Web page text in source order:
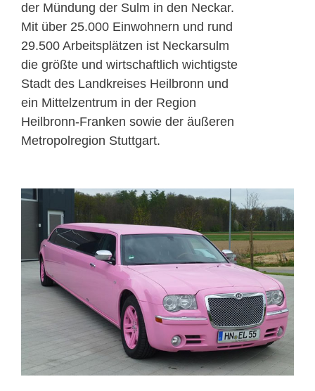
der Mündung der Sulm in den Neckar.
Mit über 25.000 Einwohnern und rund
29.500 Arbeitsplätzen ist Neckarsulm
die größte und wirtschaftlich wichtigste
Stadt des Landkreises Heilbronn und
ein Mittelzentrum in der Region
Heilbronn-Franken sowie der äußeren
Metropolregion Stuttgart.